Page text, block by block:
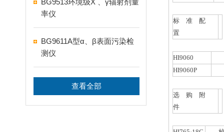
BG9513环境级X 、γ辐射剂量
率仪
BG9611A型α、β表面污染检
测仪
查看全部
标 准 配
置
HI9060
HI9060P
选 购 附
件